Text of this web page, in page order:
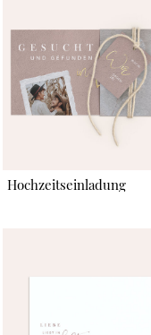
Hochzeitseinladung